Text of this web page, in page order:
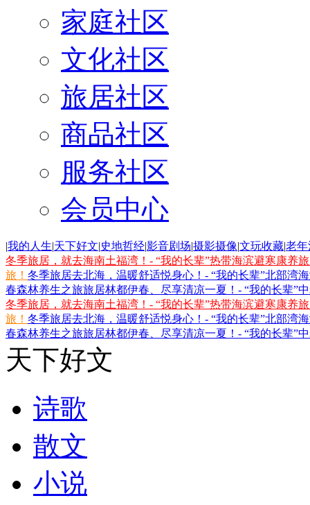
家庭社区
文化社区
旅居社区
商品社区
服务社区
会员中心
|我的人生|天下好文|史地哲经|影音剧场|摄影摄像|文玩收藏|老
冬季旅居，就去海南土福湾！- “我的长辈”热带海滨避寒康养
旅！ 冬季旅居去北海，温暖舒适悦身心！- “我的长辈”北部湾
春森林养生之旅旅居林都伊春、尽享清凉一夏！- “我的长辈”
冬季旅居，就去海南土福湾！- “我的长辈”热带海滨避寒康养
旅！ 冬季旅居去北海，温暖舒适悦身心！- “我的长辈”北部湾
春森林养生之旅旅居林都伊春、尽享清凉一夏！- “我的长辈”
天下好文
诗歌
散文
小说